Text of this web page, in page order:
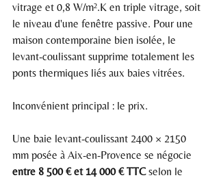
vitrage et 0,8 W/m².K en triple vitrage, soit
le niveau d'une fenêtre passive. Pour une
maison contemporaine bien isolée, le
levant-coulissant supprime totalement les
ponts thermiques liés aux baies vitrées.
Inconvénient principal : le prix.
Une baie levant-coulissant 2400 × 2150
mm posée à Aix-en-Provence se négocie
entre 8 500 € et 14 000 € TTC selon le